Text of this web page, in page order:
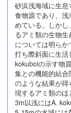
砂浜浅海域に生
食物源であり、
めている。しか
るアミ類の生物
については明ら
打ち際斜面に生
kokuboiの示す物
集との機能的結
のような結果が
現するアミ類の
3m以浅にはA.